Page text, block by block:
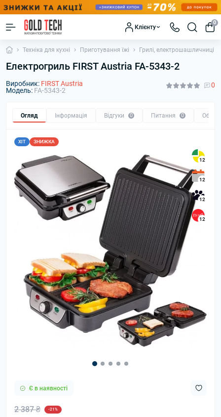
Клієнту
0
Техніка для кухні Приготування їжі Грилі, електрошашличниці
Електрогриль FIRST Austria FA-5343-2
Виробник: FIRST Austria
Модель: FA-5343-2
0
Огляд Інформація Відгуки 0 Питання 0 Обмін
ХІТ ЗНИЖКА
12
12
12
12
Є в наявності
2 387 ₴ -21%